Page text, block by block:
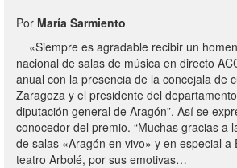
Por María Sarmiento
«Siempre es agradable recibir un
nacional de salas de música en directo
anual con la presencia de la concejala de
Zaragoza y el presidente del
diputación general de Aragón”. Así se
conocedor del premio. “Muchas gracias a
de salas «Aragón en vivo» y en especial a
teatro Arbolé, por sus emotivas…